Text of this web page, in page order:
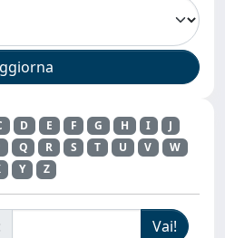
D E F G H I
J
Q R S T U V
W
Y Z